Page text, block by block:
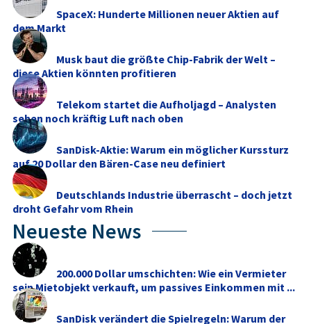
SpaceX: Hunderte Millionen neuer Aktien auf
dem Markt
Musk baut die größte Chip-Fabrik der Welt –
diese Aktien könnten profitieren
Telekom startet die Aufholjagd – Analysten
sehen noch kräftig Luft nach oben
SanDisk-Aktie: Warum ein möglicher Kurssturz
auf 20 Dollar den Bären-Case neu definiert
Deutschlands Industrie überrascht – doch jetzt
droht Gefahr vom Rhein
Neueste News
200.000 Dollar umschichten: Wie ein Vermieter
sein Mietobjekt verkauft, um passives Einkommen mit ...
SanDisk verändert die Spielregeln: Warum der